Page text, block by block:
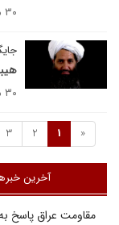
۳۰ مرداد ۱۴۰۳
۳۰ مرداد ۱۴۰۳
«
1
2
3
آخرین
مقاومت عراق پاسخ